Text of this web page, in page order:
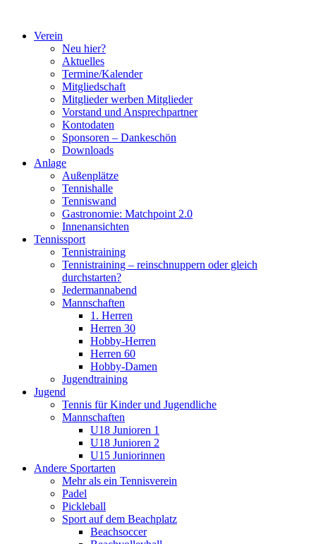
springenVerein
Neu hier?
Aktuelles
Termine/Kalender
Mitgliedschaft
Mitglieder werben Mitglieder
Vorstand und Ansprechpartner
Kontodaten
Sponsoren – Dankeschön
Downloads
Anlage
Außenplätze
Tennishalle
Tenniswand
Gastronomie: Matchpoint 2.0
Innenansichten
Tennissport
Tennistraining
Tennistraining – reinschnuppern oder gleich
durchstarten?
Jedermannabend
Mannschaften
1. Herren
Herren 30
Hobby-Herren
Herren 60
Hobby-Damen
Jugendtraining
Jugend
Tennis für Kinder und Jugendliche
Mannschaften
U18 Junioren 1
U18 Junioren 2
U15 Juniorinnen
Andere Sportarten
Mehr als ein Tennisverein
Padel
Pickleball
Sport auf dem Beachplatz
Beachsoccer